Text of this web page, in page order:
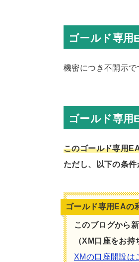
ゴールド専
機密につき不開示で
ゴールド専
このゴールド専用
ただし、以下の条件
ゴールド専用EAの
このブログから
（XM口座をお
XMの口座開設は